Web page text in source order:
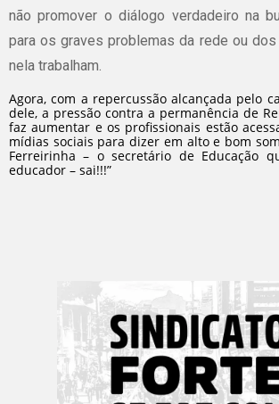
não promover o diálogo verdadeiro na
para os graves problemas da rede ou
nela trabalham.
Agora, com a repercussão alcançada pelo
dele, a pressão contra a permanência de
faz aumentar e os profissionais estão
mídias sociais para dizer em alto e bom
Ferreirinha – o secretário de Educação
educador – sai!!!”